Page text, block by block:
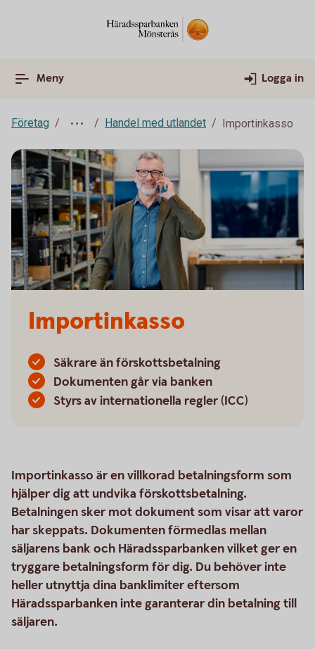
Meny Logga in
Företag Handel med utlandet Importinkasso
Importinkasso
Säkrare än förskottsbetalning
Dokumenten går via banken
Styrs av internationella regler (ICC)
Importinkasso är en villkorad betalningsform som
hjälper dig att undvika förskottsbetalning.
Betalningen sker mot dokument som visar att varor
har skeppats. Dokumenten förmedlas mellan
säljarens bank och Häradssparbanken vilket ger en
tryggare betalningsform för dig. Du behöver inte
heller utnyttja dina banklimiter eftersom
Häradssparbanken inte garanterar din betalning till
säljaren.